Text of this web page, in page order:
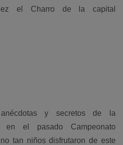
el Charro de la capital
y secretos de la
en el pasado Campeonato
tan niños disfrutaron de este